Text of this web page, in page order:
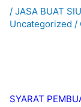
/JASA BUAT
Uncategorized /
SYARAT